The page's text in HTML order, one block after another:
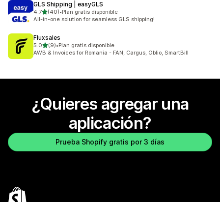
GLS Shipping | easyGLS
4.7de 5 estrellas
(40)
40 reseñas en total
•Plan gratis disponible
All-in-one solution for seamless GLS shipping!
Fluxsales
5.0de 5 estrellas
(9)
9 reseñas en total
•Plan gratis disponible
AWB & Invoices for Romania - FAN, Cargus, Oblio, SmartBill
¿Quieres agregar una
aplicación?
Prueba Shopify gratis por 3 días